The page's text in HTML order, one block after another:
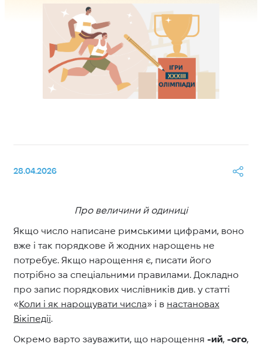
28.04.2026
Про величини й одиниці
Якщо число написане римськими цифрами, воно
вже і так порядкове й жодних нарощень не
потребує. Якщо нарощення є, писати його
потрібно за спеціальними правилами. Докладно
про запис порядкових числівників див. у статті
«Коли і як нарощувати числа» і в настановах
Вікіпедії.
Окремо варто зауважити, що нарощення -ий, -ого,